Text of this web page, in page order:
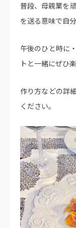
普段、母親業を
を送る意味で自
午後のひと時に
トと一緒にぜひ
作り方などの詳
ください。